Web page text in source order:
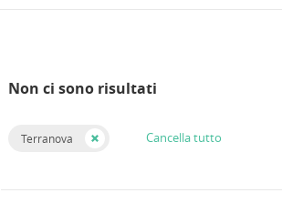
Non ci sono risultati
Terranova Cancella tutto